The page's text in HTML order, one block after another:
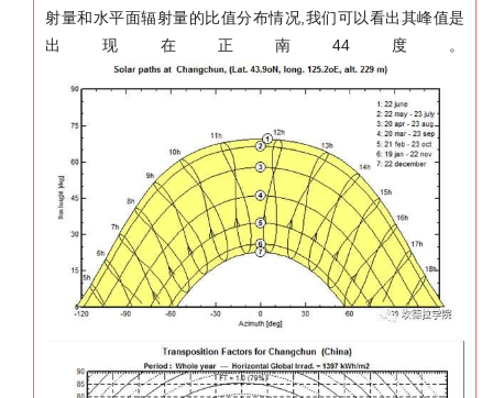
射量和水平面辐射量的比值分布情况 我们可以看出其峰值是
出现在正南 44度。